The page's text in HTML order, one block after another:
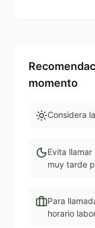
momento
Considera
Evita
muy tarde
Para
horario